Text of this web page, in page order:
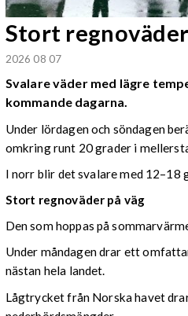
Stort
2026 08 07
Svalare väder med lägre
kommande dagarna.
Under lördagen och söndagen
omkring runt 20 grader i
I norr blir det svalare med 12–18
Stort regnoväder på väg
Den som hoppas på
Under måndagen drar ett
nästan hela landet.
Lågtrycket från Norska havet